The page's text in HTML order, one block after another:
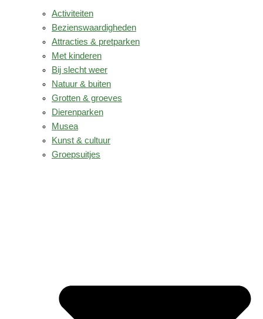
Activiteiten
Bezienswaardigheden
Attracties & pretparken
Met kinderen
Bij slecht weer
Natuur & buiten
Grotten & groeves
Dierenparken
Musea
Kunst & cultuur
Groepsuitjes